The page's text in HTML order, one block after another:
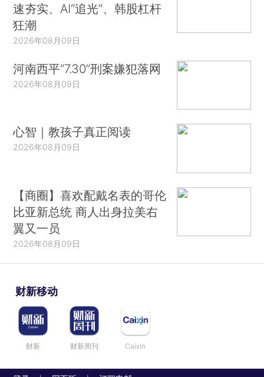
速夯实、AI“追光”、韩股杠杆
狂潮
2026年08月09日
河南西平“7.30”刑案嫌犯落网
2026年08月09日
心智｜教孩子真正阅读
2026年08月09日
【商圈】喜欢配戴名表的哥伦
比亚新总统 商人出身拉美右
翼又一员
2026年08月09日
财新移动
财新 财新周刊 Caixin